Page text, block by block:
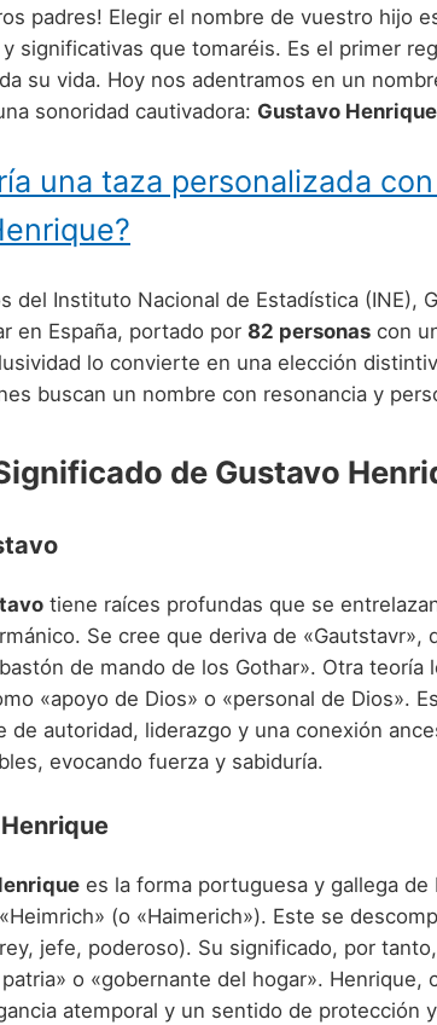
padres! Elegir el nombre de vuestro hijo
significativas que tomaréis. Es el primer
su vida. Hoy nos adentramos en un
sonoridad cautivadora: Gustavo Henrique
una taza personalizada
del Instituto Nacional de Estadística (INE),
en España, portado por 82 personas con
lo convierte en una elección
buscan un nombre con resonancia y
de Gustavo
tiene raíces profundas que se
Se cree que deriva de «Gautstavr»,
de mando de los Gothar». Otra teoría
«apoyo de Dios» o «personal de Dios».
de autoridad, liderazgo y una conexión
evocando fuerza y sabiduría.
es la forma portuguesa y gallega de
(o «Haimerich»). Este se
jefe, poderoso). Su significado, por
o «gobernante del hogar». Henrique,
atemporal y un sentido de protección